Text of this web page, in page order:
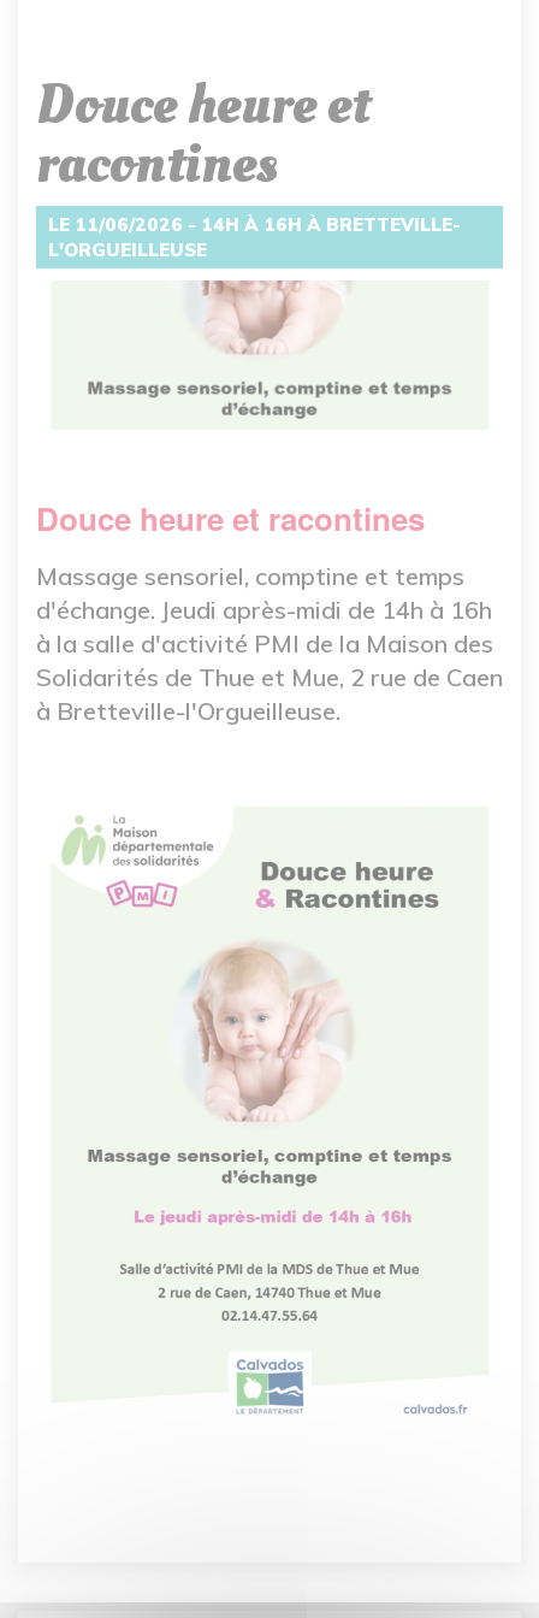
Douce heure et
racontines
LE 11/06/2026 - 14H À 16H À BRETTEVILLE-
L'ORGUEILLEUSE
Douce heure et racontines
Massage sensoriel, comptine et temps
d'échange. Jeudi après-midi de 14h à 16h
à la salle d'activité PMI de la Maison des
Solidarités de Thue et Mue, 2 rue de Caen
à Bretteville-l'Orgueilleuse.
Image